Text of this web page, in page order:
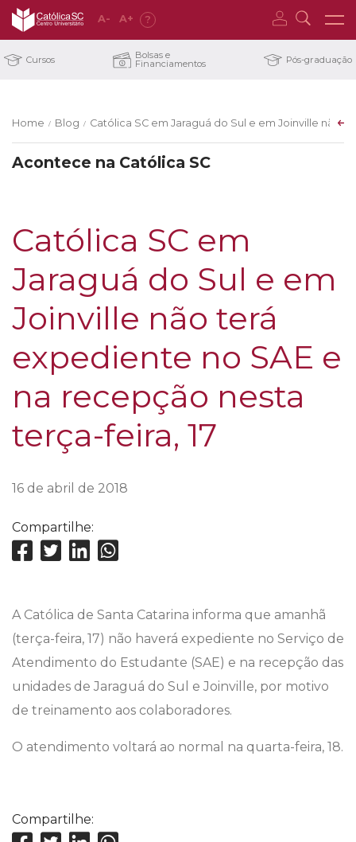
A- A+ ?
Cursos Bolsas e
Financiamentos Pós-graduação
Home / Blog / Católica SC em Jaraguá do Sul e em Joinville não
Acontece na Católica SC
Católica SC em
Jaraguá do Sul e em
Joinville não terá
expediente no SAE e
na recepção nesta
terça-feira, 17
16 de abril de 2018
Compartilhe:
A Católica de Santa Catarina informa que amanhã
(terça-feira, 17) não haverá expediente no Serviço de
Atendimento do Estudante (SAE) e na recepção das
unidades de Jaraguá do Sul e Joinville, por motivo
de treinamento aos colaboradores.
O atendimento voltará ao normal na quarta-feira, 18.
Compartilhe: